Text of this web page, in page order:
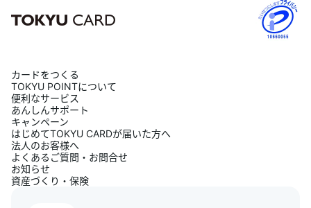
カードをつくる
TOKYU POINTについて
便利なサービス
あんしんサポート
キャンペーン
はじめてTOKYU CARDが届いた方へ
法人のお客様へ
よくあるご質問・お問合せ
お知らせ
資産づくり・保険